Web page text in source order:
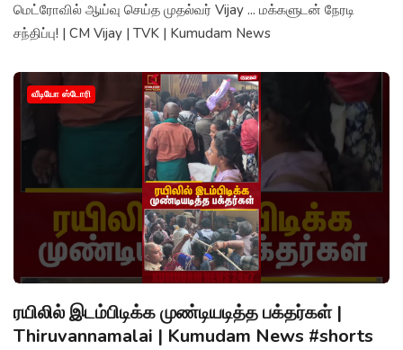
மெட்ரோவில் ஆய்வு செய்த முதல்வர் Vijay ... மக்களுடன் நேரடி
சந்திப்பு! | CM Vijay | TVK | Kumudam News
வீடியோ ஸ்டோரி
ரயிலில் இடம்பிடிக்க முண்டியடித்த பக்தர்கள் |
Thiruvannamalai | Kumudam News #shorts